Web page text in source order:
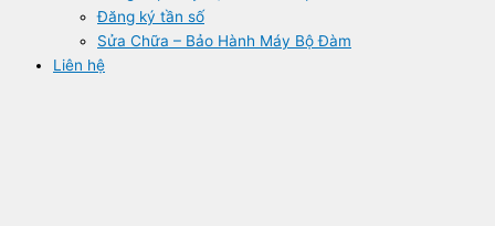
Đăng ký tần số
Sửa Chữa – Bảo Hành Máy Bộ Đàm
Liên hệ